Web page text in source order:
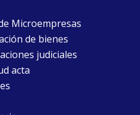
Microempresas
de bienes
judiciales
acta